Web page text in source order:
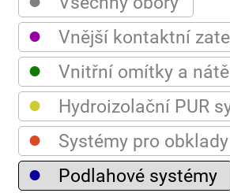
● Vnější kontaktní
● Vnitřní omítky a
● Hydroizolační PUR
● Systémy pro
● Podlahové systémy